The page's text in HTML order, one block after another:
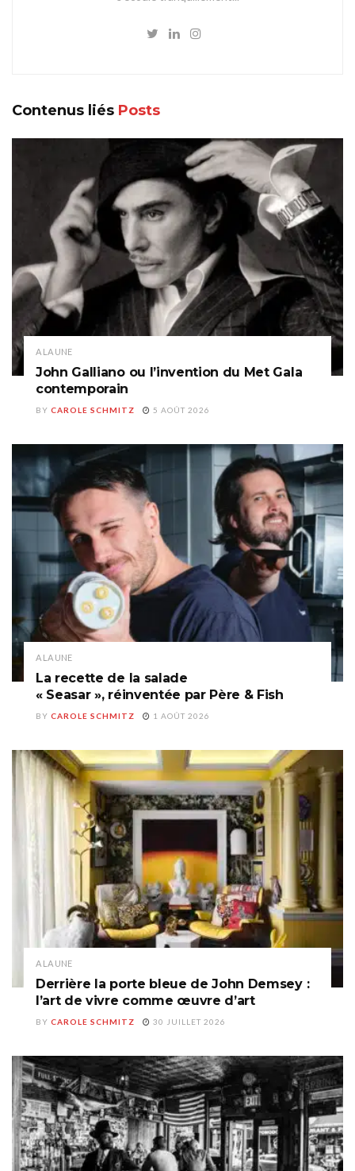
Contenus liés Posts
A LA UNE
John Galliano ou l’invention du Met Gala
contemporain
BY CAROLE SCHMITZ 5 AOÛT 2026
A LA UNE
La recette de la salade
« Seasar », réinventée par Père & Fish
BY CAROLE SCHMITZ 1 AOÛT 2026
A LA UNE
Derrière la porte bleue de John Demsey :
l’art de vivre comme œuvre d’art
BY CAROLE SCHMITZ 30 JUILLET 2026